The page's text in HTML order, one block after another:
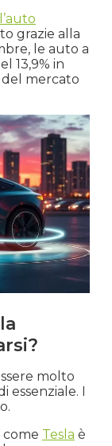
grazie alla
le auto a
13,9% in
del mercato
molto
essenziale. I
Tesla è